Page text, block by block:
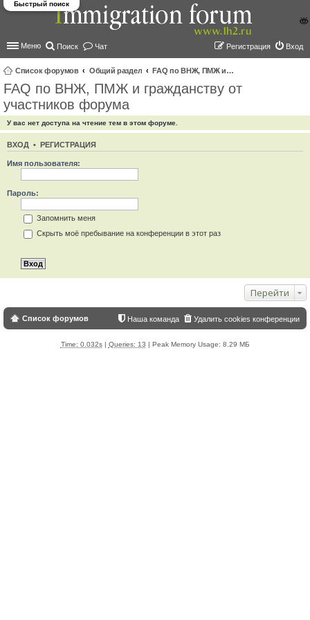
Меню Поиск Чат Вход
Регистрация
Список форумов Общий раздел
FAQ по ВНЖ, ПМЖ и гражданству от участников форума
Быстрый поиск
FAQ по ВНЖ, ПМЖ и гражданству от
участников форума
У вас нет доступа на чтение тем в этом форуме.
ВХОД • РЕГИСТРАЦИЯ
Имя пользователя:
Пароль:
Запомнить меня
Скрыть моё пребывание на конференции в этот раз
Перейти
Список форумов Удалить cookies конференции
Наша команда
Time: 0.032s| Queries: 13 | Peak Memory Usage: 8.29 МБ